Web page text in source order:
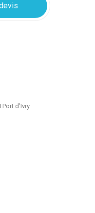
d’Ivry